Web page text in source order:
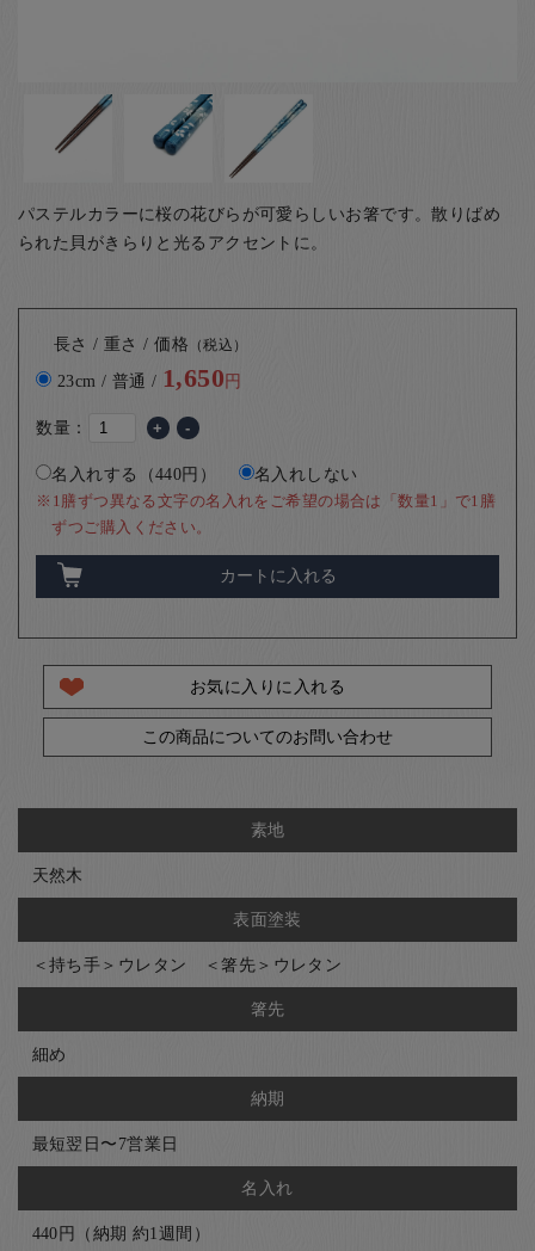
パステルカラーに桜の花びらが可愛らしいお箸です。散りばめ
られた貝がきらりと光るアクセントに。
長さ / 重さ / 価格 （税込）
23cm / 普通 / 1,650円
数量： + -
名入れする（440円） 名入れしない
※1膳ずつ異なる文字の名入れをご希望の場合は「数量1」で1膳
ずつご購入ください。
カートに入れる
お気に入りに入れる
この商品についてのお問い合わせ
素地
天然木
表面塗装
＜持ち手＞ウレタン ＜箸先＞ウレタン
箸先
細め
納期
最短翌日〜7営業日
名入れ
440円（納期 約1週間）